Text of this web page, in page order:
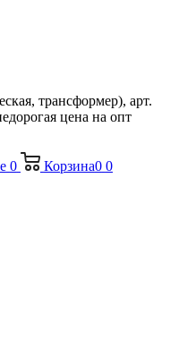
трансформер), арт.
цена на опт
0 Корзина0 0